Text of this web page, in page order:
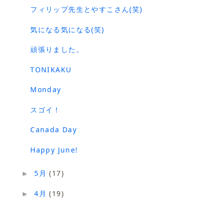
フィリップ先生とやすこさん(笑)
気になる気になる(笑)
頑張りました。
TONIKAKU
Monday
スゴイ！
Canada Day
Happy June!
►5月(17)
►4月(19)